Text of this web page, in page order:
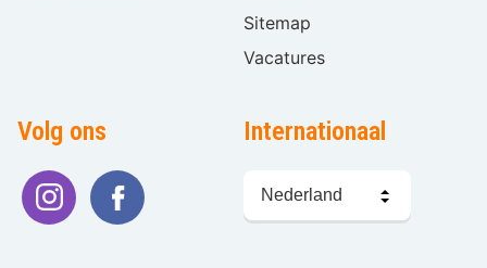
Sitemap
Vacatures
Volg ons Internationaal
kiezen